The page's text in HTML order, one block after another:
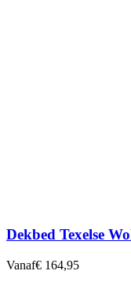
Dekbed Texelse
Vanaf€ 164,95